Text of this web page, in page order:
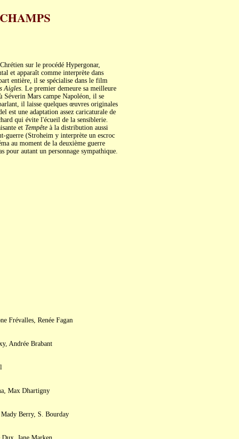
sur le procédé Hypergonar,
et apparaît comme interprète dans
entière, il se spécialise dans le film
Aigles. Le premier demeure sa meilleure
Séverin Mars campe Napoléon, il se
il laisse quelques œuvres originales
est une adaptation assez caricaturale de
qui évite l'écueil de la sensiblerie.
et Tempêteà la distribution aussi
guerre (Stroheim y interprète un escroc
au moment de la deuxième guerre
pour autant un personnage sympathique.
Frévalles, Renée Fagan
Andrée Brabant
Max Dhartigny
Berry, S. Bourday